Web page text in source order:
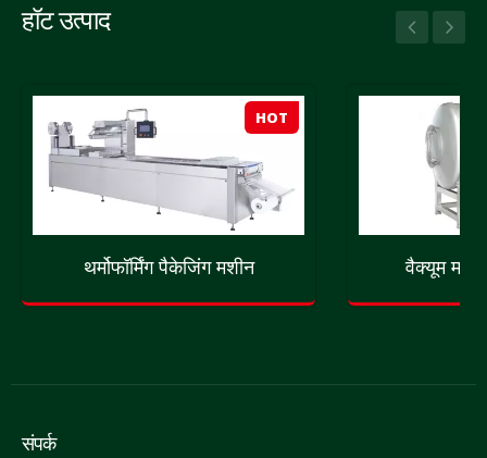
हॉट उत्पाद
HOT
थर्मोफॉर्मिंग पैकेजिंग मशीन वैक्यूम
संपर्क